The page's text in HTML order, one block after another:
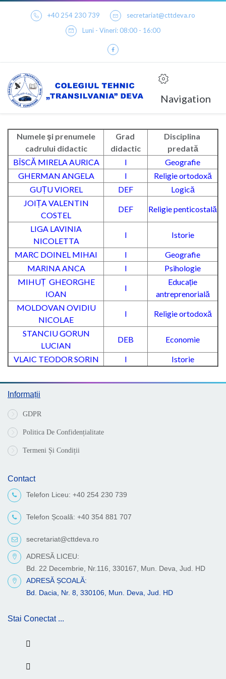
+40 254 230 739
secretariat@cttdeva.ro
Luni - Vineri: 08:00 - 16:00
Navigation
Numele şi prenumele
cadrului didactic
Grad
didactic
Disciplina
predată
BÎSCĂ MIRELA AURICA
I
Geografie
GHERMAN ANGELA
I
Religie ortodoxă
GUȚU VIOREL
DEF
Logică
JOIȚA VALENTIN
COSTEL
DEF Religie penticostală
LIGA LAVINIA
NICOLETTA
I Istorie
MARC DOINEL MIHAI I
Geografie
MARINA ANCA
I
Psihologie
MIHUȚ GHEORGHE
IOAN
I
Educație
antreprenorială
MOLDOVAN OVIDIU
NICOLAE
I Religie ortodoxă
STANCIU GORUN
LUCIAN
DEB Economie
VLAIC TEODOR SORIN I Istorie
Informații
GDPR
Politica De Confidențialitate
Termeni Și Condiții
Contact
Telefon Liceu: +40 254 230 739
Telefon Școală: +40 354 881 707
secretariat@cttdeva.ro
ADRESĂ LICEU:
Bd. 22 Decembrie, Nr.116, 330167, Mun. Deva, Jud. HD
ADRESĂ ȘCOALĂ:
Bd. Dacia, Nr. 8, 330106, Mun. Deva, Jud. HD
Stai Conectat ...